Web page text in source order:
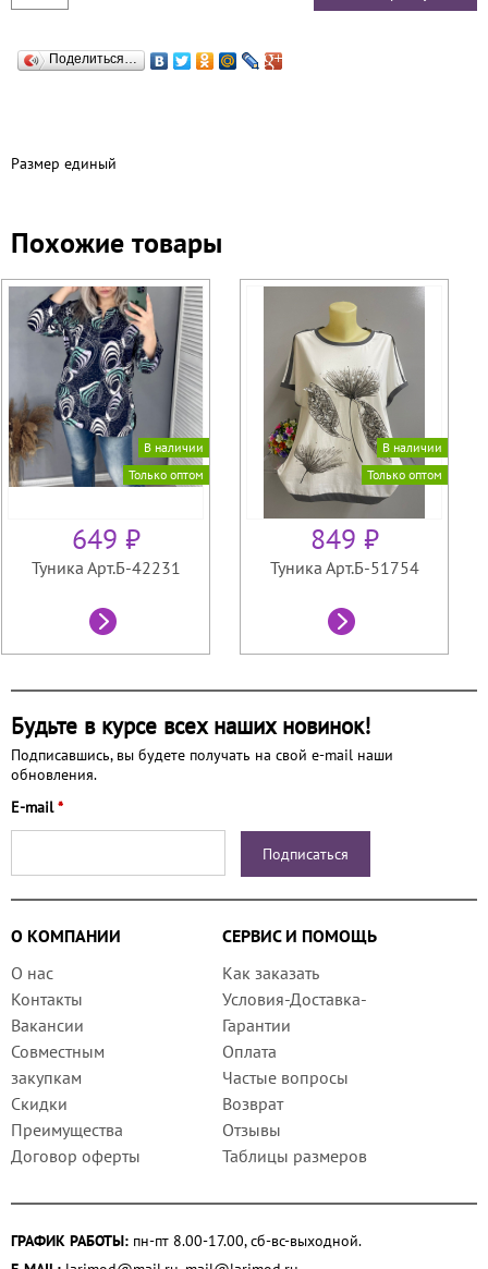
Поделиться…
Размер единый
Похожие товары
В наличии
Только оптом
649 ₽
Туника Арт.Б-42231
В наличии
Только оптом
849 ₽
Туника Арт.Б-51754
Будьте в курсе всех наших новинок!
Подписавшись, вы будете получать на свой e-mail наши
обновления.
E-mail*
О КОМПАНИИ
СЕРВИС И ПОМОЩЬ
О нас
Контакты
Вакансии
Совместным
закупкам
Скидки
Преимущества
Договор оферты
Как заказать
Условия-Доставка-
Гарантии
Оплата
Частые вопросы
Возврат
Отзывы
Таблицы размеров
ГРАФИК РАБОТЫ: пн-пт 8.00-17.00, сб-вс-выходной.